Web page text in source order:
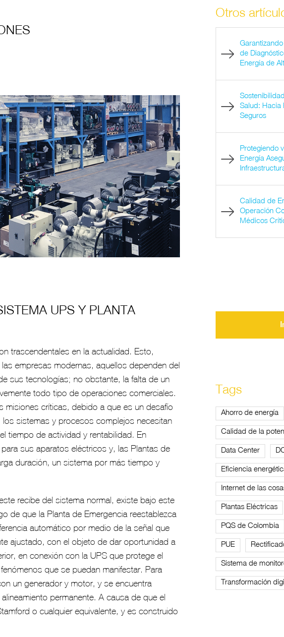
UPS Y PLANTA
trascendentales en la actualidad. Esto,
empresas modernas, aquellos dependen del
sus tecnologías; no obstante, la falta de un
todo tipo de operaciones comerciales.
misiones críticas, debido a que es un desafío
sistemas y procesos complejos necesitan
tiempo de actividad y rentabilidad. En
sus aparatos eléctricos y, las Plantas de
duración, un sistema por más tiempo y
recibe del sistema normal, existe bajo este
de que la Planta de Emergencia reestablezca
automático por medio de la señal que
ajustado, con el objeto de dar oportunidad a
en conexión con la UPS que protege el
que se puedan manifestar. Para
un generador y motor, y se encuentra
permanente. A causa de que el
o cualquier equivalente, y es construido
Otros
de
Energía de
Salud: Hacia
Seguros
Protegiendo
Energía
Calidad de
Operación
Médicos
Tags
Ahorro de energía
Calidad de la
Data Center
Eficiencia
Internet de las
Plantas Eléctricas
PQS de Colombia
PUE
Sistema de
Transformación